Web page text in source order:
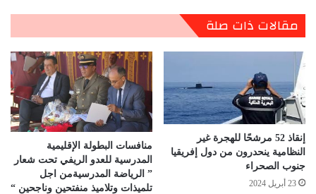
مقالات ذات صلة
إنقاذ 52 مرشحًا للهجرة غير
النظامية ينحدرون من دول إفريقيا
جنوب الصحراء
23 أبريل 2024
منافسات البطولة الإقليمية
المدرسية للعدو الريفي تحت شعار
” الرياضة المدرسيةمن اجل
تلميذات وتلاميذ منفتحين وناجحين “